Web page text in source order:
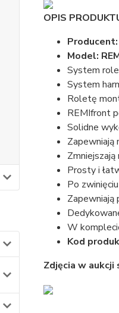
OPIS
Model:
System
System
Roletę
REMIfront
Solidne
Zapewniają
Zmniejszają
Prosty i
Po
Zapewniają
W
Kod
Zdjęcia w